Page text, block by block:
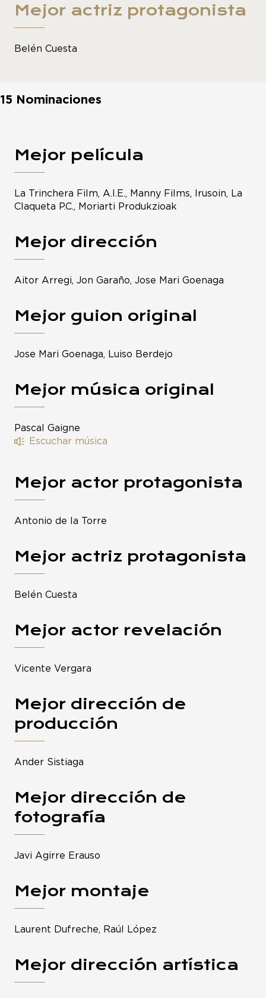
Mejor actriz protagonista
Belén Cuesta
15 Nominaciones
Mejor película
La Trinchera Film, A.I.E., Manny Films, Irusoin, La
Claqueta P.C., Moriarti Produkzioak
Mejor dirección
Aitor Arregi, Jon Garaño, Jose Mari Goenaga
Mejor guion original
Jose Mari Goenaga, Luiso Berdejo
Mejor música original
Pascal Gaigne
Escuchar música
Mejor actor protagonista
Antonio de la Torre
Mejor actriz protagonista
Belén Cuesta
Mejor actor revelación
Vicente Vergara
Mejor dirección de
producción
Ander Sistiaga
Mejor dirección de
fotografía
Javi Agirre Erauso
Mejor montaje
Laurent Dufreche, Raúl López
Mejor dirección artística